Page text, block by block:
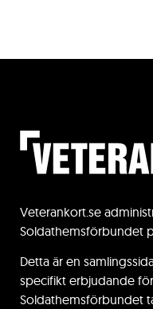
Veterankort.se
Soldathemsförbundet
Detta är en
specifikt erbjudande
Soldathemsförbundet